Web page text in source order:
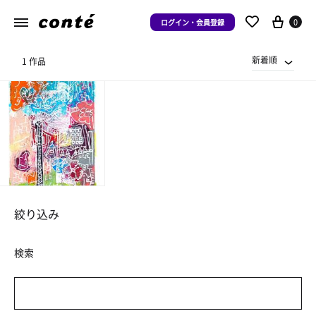
ログイン・会員登録 0
1 作品 新着順
絞り込み
検索